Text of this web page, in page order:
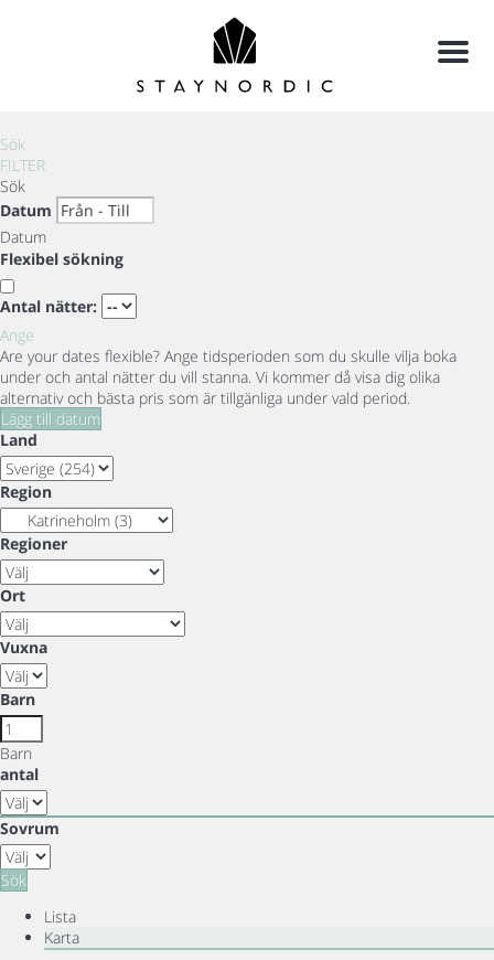
Meny
Sök
FILTER
Sök
Datum
Datum
Flexibel sökning
Antal nätter:
Ange
Are your dates flexible? Ange tidsperioden som du skulle vilja boka
under och antal nätter du vill stanna. Vi kommer då visa dig olika
alternativ och bästa pris som är tillgänliga under vald period.
Lägg till datum
Land
Region
Regioner
Ort
Vuxna
Barn
Barn
antal
Sovrum
Sök
Lista
Karta